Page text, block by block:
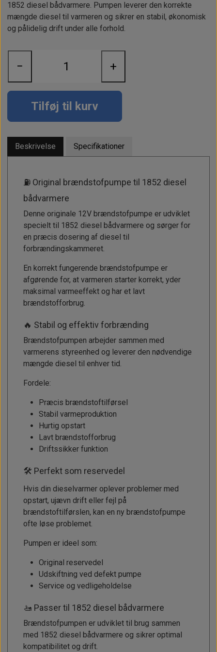
Busbars
Landstrømskabler
Sikringer
Værktøj
Tilbehør
Motorbeslag
Brændstoftank
instrumenter
Additive
Epoxy
Børster & Svampe m.m.
El-artikler
Tøj
Diverse
Tovværk & fortøjning
Solceller
Outlet
Udlejning af bådudstyr
Hvem er vi
Fordele hos Shop12volt
Kontakt
Forhandler login
1852 diesel bådvarmere. Pumpen leverer den korrekte
mængde diesel til varmeren og sikrer en stabil, økonomisk
og pålidelig drift under alle forhold.
− +
Tilføj til kurv
Beskrivelse Specifikationer
⛽ Original brændstofpumpe til 1852 diesel
bådvarmere
Denne originale 12V brændstofpumpe er udviklet
specielt til 1852 diesel bådvarmere og sørger for
en præcis dosering af diesel til
forbrændingskammeret.
En korrekt fungerende brændstofpumpe er
afgørende for, at varmeren starter korrekt, yder
maksimal varmeeffekt og har et lavt
brændstofforbrug.
🔥 Stabil og effektiv forbrænding
Brændstofpumpen arbejder sammen med
varmerens styreenhed og leverer den nødvendige
mængde diesel til enhver tid.
Fordele:
Præcis brændstoftilførsel
Stabil varmeproduktion
Hurtig opstart
Lavt brændstofforbrug
Driftssikker funktion
🛠 Perfekt som reservedel
Hvis din dieselvarmer oplever problemer med
opstart, ujævn drift eller fejl på
brændstoftilførslen, kan en ny brændstofpumpe
ofte løse problemet.
Pumpen er ideel som:
Original reservedel
Udskiftning ved defekt pumpe
Service og vedligeholdelse
🚤 Passer til 1852 diesel bådvarmere
Brændstofpumpen er udviklet til brug sammen
med 1852 diesel bådvarmere og sikrer optimal
kompatibilitet og drift.